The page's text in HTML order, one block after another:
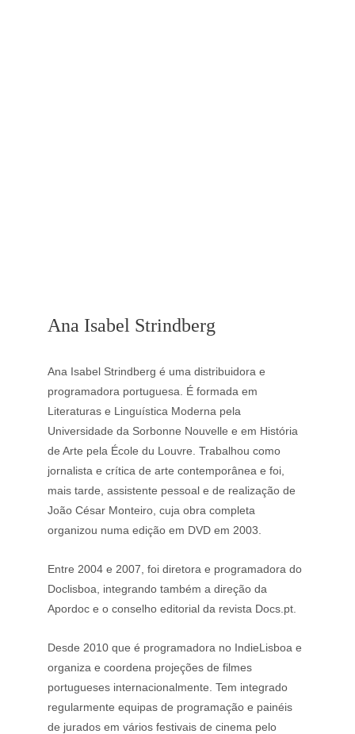
Ana Isabel Strindberg
Ana Isabel Strindberg é uma distribuidora e
programadora portuguesa. É formada em
Literaturas e Linguística Moderna pela
Universidade da Sorbonne Nouvelle e em História
de Arte pela École du Louvre. Trabalhou como
jornalista e crítica de arte contemporânea e foi,
mais tarde, assistente pessoal e de realização de
João César Monteiro, cuja obra completa
organizou numa edição em DVD em 2003.
Entre 2004 e 2007, foi diretora e programadora do
Doclisboa, integrando também a direção da
Apordoc e o conselho editorial da revista Docs.pt.
Desde 2010 que é programadora no IndieLisboa e
organiza e coordena projeções de filmes
portugueses internacionalmente. Tem integrado
regularmente equipas de programação e painéis
de jurados em vários festivais de cinema pelo